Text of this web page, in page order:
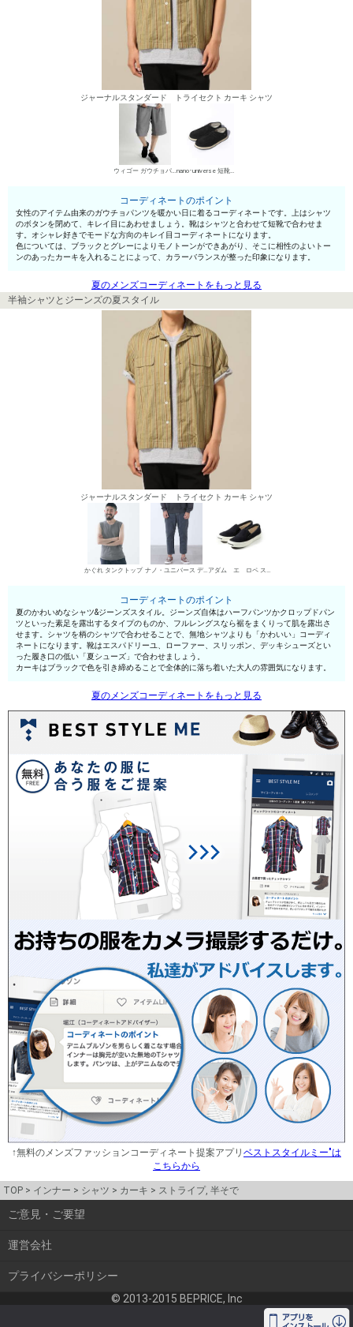
ジャーナルスタンダード トライセクト カーキ シャツ
ウィゴー ガウチョパンツ nano･universe 短靴・レザーシューズ
コーディネートのポイント
女性のアイテム由来のガウチョパンツを暖かい日に着るコーディネートです。上はシャツ
のボタンを閉めて、キレイ目にあわせましょう。靴はシャツと合わせて短靴で合わせま
す。オシャレ好きでモードな方向のキレイ目コーディネートになります。
色については、ブラックとグレーによりモノトーンができあがり、そこに相性のよいトー
ンのあったカーキを入れることによって、カラーバランスが整った印象になります。
夏のメンズコーディネートをもっと見る
半袖シャツとジーンズの夏スタイル
ジャーナルスタンダード トライセクト カーキ シャツ
かぐれ タンクトップ ナノ・ユニバース デニムパンツ・ジーンズ アダム エ ロペ スリッポン
コーディネートのポイント
夏のかわいめなシャツ&ジーンズスタイル。ジーンズ自体はハーフパンツかクロップドパン
ツといった素足を露出するタイプのものか、フルレングスなら裾をまくりって肌を露出さ
せます。シャツを柄のシャツで合わせることで、無地シャツよりも「かわいい」コーディ
ネートになります。靴はエスパドリーユ、ローファー、スリッポン、デッキシューズとい
った履き口の低い「夏シューズ」で合わせましょう。
カーキはブラックで色を引き締めることで全体的に落ち着いた大人の雰囲気になります。
夏のメンズコーディネートをもっと見る
↑無料のメンズファッションコーディネート提案アプリ ベストスタイルミー"は
こちらから
TOP インナー シャツ カーキ ストライプ, 半そで
ご意見・ご要望
運営会社
プライバシーポリシー
© 2013-2015 BEPRICE, Inc